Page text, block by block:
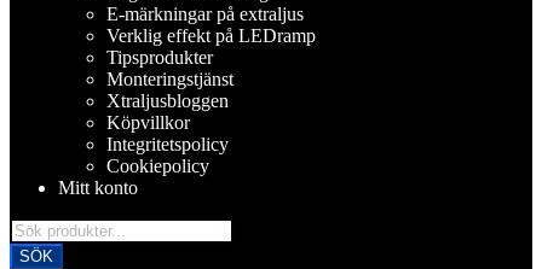
E-märkningar på extraljus
Verklig effekt på LEDramp
Tipsprodukter
Monteringstjänst
Xtraljusbloggen
Köpvillkor
Integritetspolicy
Cookiepolicy
Mitt konto
Products
search
SÖK